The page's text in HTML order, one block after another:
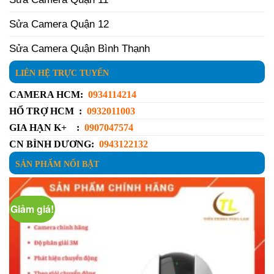
Sửa Camera Quận 12
Sửa Camera Quận Bình Thạnh
LIÊN HỆ TRỰC TUYẾN
CAMERA HCM: 0934114214
HỔ TRỢ HCM : 0932011003
GIA HẠN K+ : 0907047574
CN BÌNH DƯƠNG: 0943122132
SẢN PHẨM NỔI BẬT
Giảm giá!